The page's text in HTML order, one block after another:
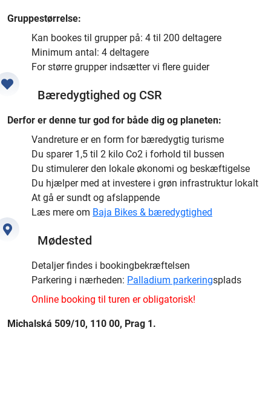
Gruppestørrelse:
Kan bookes til grupper på: 4 til 200 deltagere
Minimum antal: 4 deltagere
For større grupper indsætter vi flere guider
Bæredygtighed og CSR
Derfor er denne tur god for både dig og planeten:
Vandreture er en form for bæredygtig turisme
Du sparer 1,5 til 2 kilo Co2 i forhold til bussen
Du stimulerer den lokale økonomi og beskæftigelse
Du hjælper med at investere i grøn infrastruktur lokalt
At gå er sundt og afslappende
Læs mere om Baja Bikes & bæredygtighed
Mødested
Detaljer findes i bookingbekræftelsen
Parkering i nærheden: Palladium parkeringsplads
Online booking til turen er obligatorisk!
Michalská 509/10, 110 00, Prag 1.